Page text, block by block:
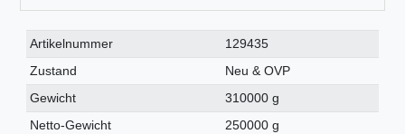
Technisches
Merkmal
Wert
Artikelnummer
129435
Zustand
Neu & OVP
Gewicht
310000 g
Netto-Gewicht
250000 g